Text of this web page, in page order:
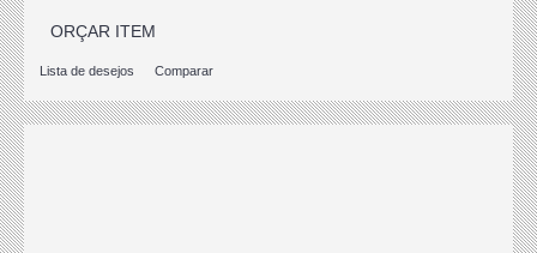
ORÇAR ITEM
Lista de desejos Comparar